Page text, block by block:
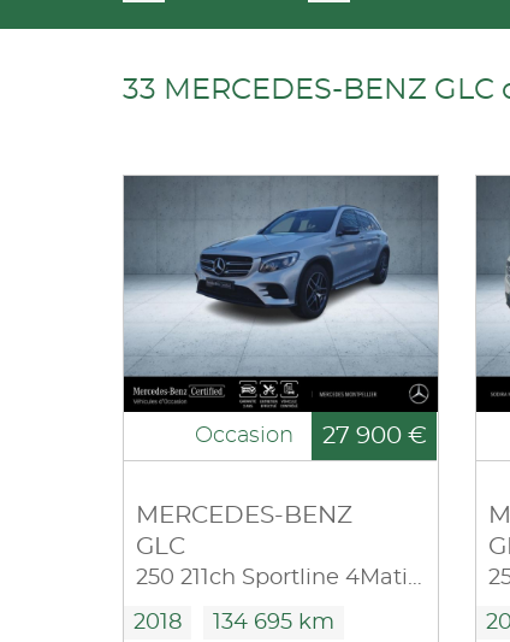
33 MERCEDES-BENZ
Occasion 27 900 €
MERCEDES-BENZ
GLC
250 211ch Sportline 4Matic 9G-Tronic Euro6d-T
2018 134 695 km